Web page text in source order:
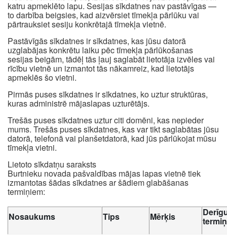
katru apmeklēto lapu. Sesijas sīkdatnes nav pastāvīgas —
to darbība beigsies, kad aizvērsiet tīmekļa pārlūku vai
pārtrauksiet sesiju konkrētajā tīmekļa vietnē.
Pastāvīgās sīkdatnes ir sīkdatnes, kas jūsu datorā
uzglabājas konkrētu laiku pēc tīmekļa pārlūkošanas
sesijas beigām, tādēļ tās ļauj saglabāt lietotāja izvēles vai
rīcību vietnē un izmantot tās nākamreiz, kad lietotājs
apmeklēs šo vietni.
Pirmās puses sīkdatnes ir sīkdatnes, ko uztur struktūras,
kuras administrē mājaslapas uzturētājs.
Trešās puses sīkdatnes uztur citi domēni, kas nepieder
mums. Trešās puses sīkdatnes, kas var tikt saglabātas jūsu
datorā, telefonā vai planšetdatorā, kad jūs pārlūkojat mūsu
tīmekļa vietni.
Lietoto sīkdatņu saraksts
Burtnieku novada pašvaldības mājas lapas vietnē tiek
izmantotas šādas sīkdatnes ar šādiem glabāšanas
termiņiem:
Nosaukums Tips Mērķis